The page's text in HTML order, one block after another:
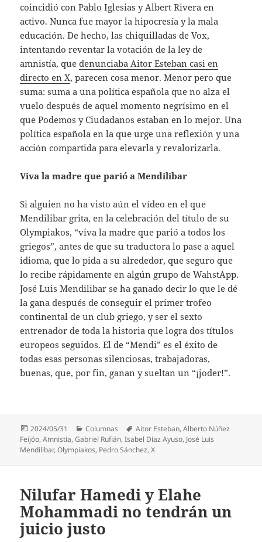
coincidió con Pablo Iglesias y Albert Rivera en
activo. Nunca fue mayor la hipocresía y la mala
educación. De hecho, las chiquilladas de Vox,
intentando reventar la votación de la ley de
amnistía, quedenunciaba Aitor Esteban casi en
directo en X, parecen cosa menor. Menor pero que
suma: suma a una política española que no alza el
vuelo después de aquel momento negrísimo en el
que Podemos y Ciudadanos estaban en lo mejor. Una
política española en la que urge una reflexión y una
acción compartida para elevarla y revalorizarla.
Viva la madre que parió a Mendilibar
Si alguien no ha visto aún el vídeo en el que
Mendilibar grita, en la celebración del título de su
Olympiakos, “viva la madre que parió a todos los
griegos”, antes de que su traductora lo pase a aquel
idioma, que lo pida a su alrededor, que seguro que
lo recibe rápidamente en algún grupo de WahstApp.
José Luis Mendilibar se ha ganado decir lo que le dé
la gana después de conseguir el primer trofeo
continental de un club griego, y ser el sexto
entrenador de toda la historia que logra dos títulos
europeos seguidos. El de “Mendi” es el éxito de
todas esas personas silenciosas, trabajadoras,
buenas, que, por fin, ganan y sueltan un “¡joder!”.
Publicado
el
2024/05/31 Categorías
Columnas Etiquetas
Aitor Esteban,Alberto Núñez
Feijóo,Amnistía,Gabriel Rufián,Isabel Díaz Ayuso, José Luis
Mendilibar,Olympiakos, Pedro Sánchez,X
Nilufar Hamedi y Elahe
Mohammadi no tendrán un
juicio justo